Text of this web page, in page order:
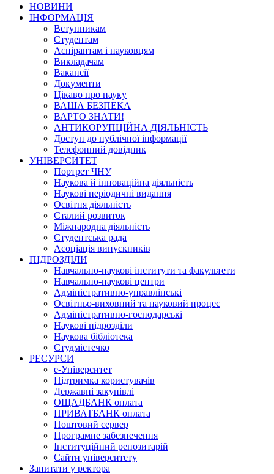
НОВИНИ
ІНФОРМАЦІЯ
Вступникам
Студентам
Аспірантам і науковцям
Викладачам
Вакансії
Документи
Цікаво про науку
ВАША БЕЗПЕКА
ВАРТО ЗНАТИ!
АНТИКОРУПЦІЙНА ДІЯЛЬНІСТЬ
Доступ до публічної інформації
Телефонний довідник
УНІВЕРСИТЕТ
Портрет ЧНУ
Наукова й інноваційна діяльність
Наукові періодичні видання
Освітня діяльність
Сталий розвиток
Міжнародна діяльність
Студентська рада
Асоціація випускників
ПІДРОЗДІЛИ
Навчально-наукові інститути та факультети
Навчально-наукові центри
Адміністративно-управлінські
Освітньо-виховний та науковий процес
Адміністративно-господарські
Наукові підрозділи
Наукова бібліотека
Студмістечко
РЕСУРСИ
е-Університет
Підтримка користувачів
Державні закупівлі
ОЩАДБАНК оплата
ПРИВАТБАНК оплата
Поштовий сервер
Програмне забезпечення
Інституційний репозитарій
Сайти університету
Запитати у ректора